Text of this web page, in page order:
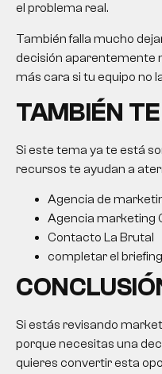
el problema real.
También falla mucho
decisión aparentemente
más cara si tu equipo no
TAMBIÉN
Si este tema ya te está
recursos te ayudan a
Agencia de
Agencia marketing
Contacto La Brutal
completar el
Si estás revisando
porque necesitas una
quieres convertir esta